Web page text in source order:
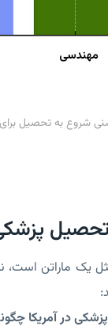
شروع به تحصیل برای
پزشکی
یک ماراتن
در آمریکا